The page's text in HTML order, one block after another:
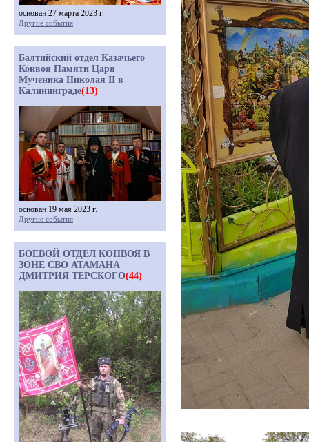
основан 27 марта 2023 г.
Другие события
Балтийский отдел Казачьего
Конвоя Памяти Царя
Мученика Николая II в
Калининграде(13)
основан 19 мая 2023 г.
Другие события
БОЕВОЙ ОТДЕЛ КОНВОЯ В
ЗОНЕ СВО АТАМАНА
ДМИТРИЯ ТЕРСКОГО(44)